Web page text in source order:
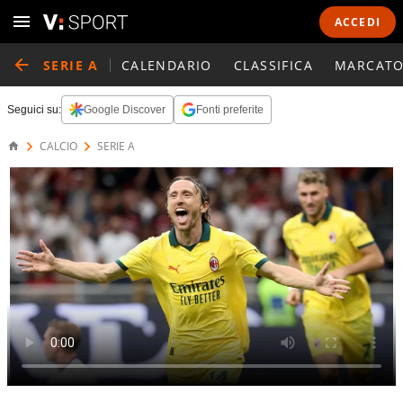
ACCEDI
SERIE A CALENDARIO CLASSIFICA
Seguici su: Google Discover Fonti preferite
CALCIO SERIE A